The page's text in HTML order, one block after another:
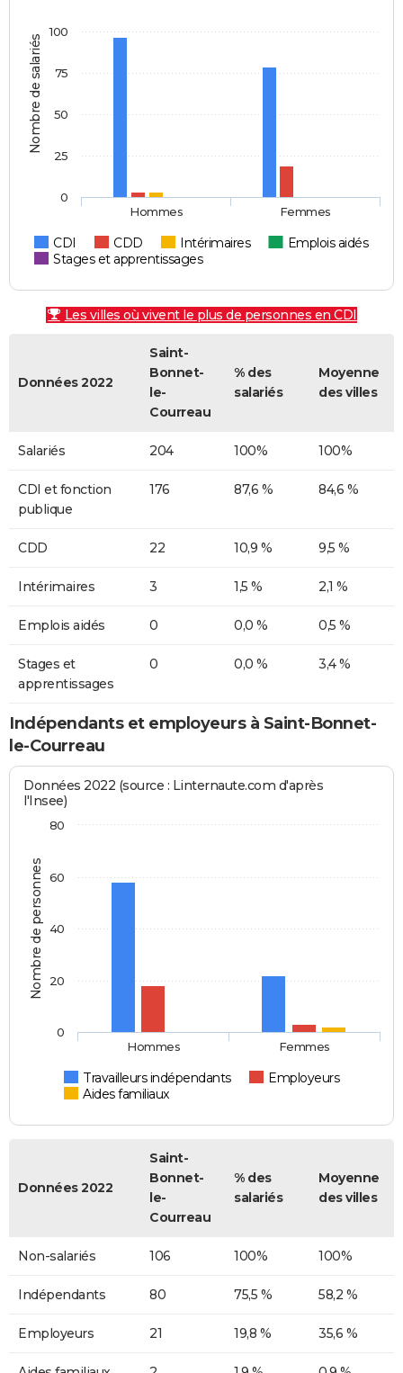
Nombre de salariés
CDI CDD Intérimaires
Emplois aidés
Stages et apprentissages
Hommes Femmes
0
25
50
75
100
Les villes où vivent le plus de personnes en CDI
Données 2022
Saint-
Bonnet-
le-
Courreau
% des
salariés
Moyenne
des villes
Salariés 204 100% 100%
CDI et fonction
publique
176 87,6 % 84,6 %
CDD 22 10,9 % 9,5 %
Intérimaires 3 1,5 % 2,1 %
Emplois aidés 0 0,0 % 0,5 %
Stages et
apprentissages
0 0,0 % 3,4 %
Indépendants et employeurs à Saint-Bonnet-
le-Courreau
Nombre de personnes
Données 2022 (source : Linternaute.com d'après
l'Insee)
Travailleurs indépendants
Employeurs
Aides familiaux
Hommes Femmes
0
20
40
60
80
Données 2022
Saint-
Bonnet-
le-
Courreau
% des
salariés
Moyenne
des villes
Non-salariés 106 100% 100%
Indépendants 80 75,5 % 58,2 %
Employeurs 21 19,8 % 35,6 %